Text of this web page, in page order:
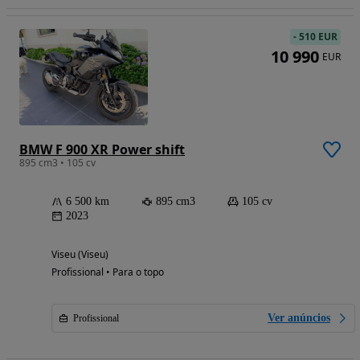
BMW F 900 XR Power shift
895 cm3 • 105 cv
6 500 km 895 cm3
105 cv
2023
Viseu (Viseu)
Profissional • Para o topo
Profissional Ver anúncios
-510 EUR
10 990 EUR